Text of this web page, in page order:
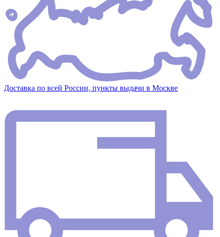
Доставка по всей России, пункты выдачи в Москве